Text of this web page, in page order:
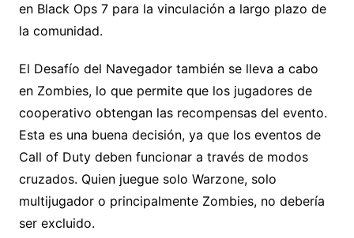
en Black Ops 7 para la vinculación a largo plazo de
la comunidad.
El Desafío del Navegador también se lleva a cabo
en Zombies, lo que permite que los jugadores de
cooperativo obtengan las recompensas del evento.
Esta es una buena decisión, ya que los eventos de
Call of Duty deben funcionar a través de modos
cruzados. Quien juegue solo Warzone, solo
multijugador o principalmente Zombies, no debería
ser excluido.